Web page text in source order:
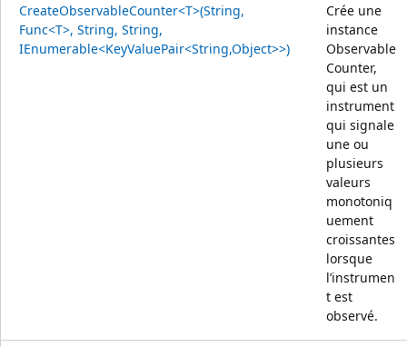
CreateObservableCounter<T>(String,
Func<T>, String, String,
IEnumerable<KeyValuePair<String,Object>>)
Crée une
instance
Observable
Counter,
qui est un
instrument
qui signale
une ou
plusieurs
valeurs
monotoniq
uement
croissantes
lorsque
l’instrumen
t est
observé.